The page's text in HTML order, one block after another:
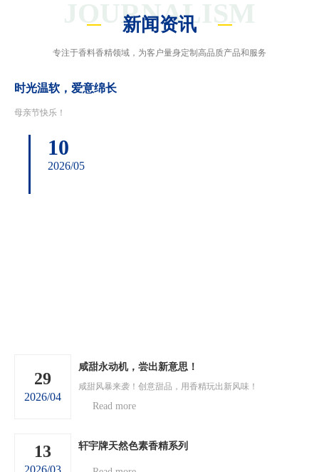
JOURNALISM
新闻资讯
专注于香料香精领域，为客户量身定制高品质产品和服务
时光温软，爱意绵长
母亲节快乐！
10
2026/05
29
2026/04
咸甜永动机，尝出新意思！
咸甜风暴来袭！创意甜品，用香精玩出新风味！
Read more
13
2026/03
轩宇牌天然色素香精系列